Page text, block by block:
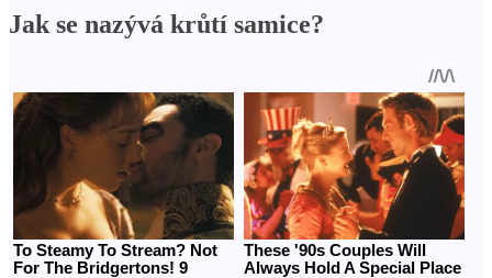
Jak se nazývá krůtí samice?